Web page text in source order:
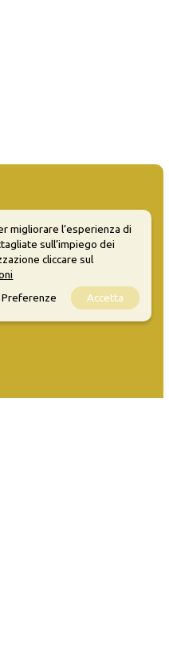
migliorare l’esperienza di
sull’impiego dei
cliccare sul
Preferenze
Accetta